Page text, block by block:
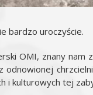
bardzo uroczyście.
OMI, znany nam
i kulturowych tej